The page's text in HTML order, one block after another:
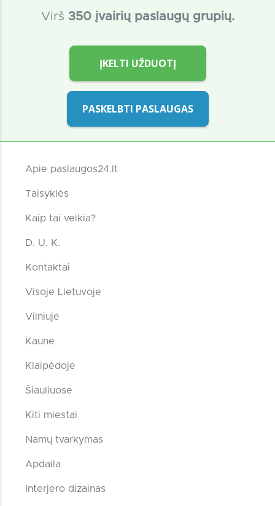
Virš 350 įvairių paslaugų grupių.
ĮKELTI UŽDUOTĮ
PASKELBTI PASLAUGAS
Apie paslaugos24.lt
Taisyklės
Kaip tai veikia?
D. U. K.
Kontaktai
Visoje Lietuvoje
Vilniuje
Kaune
Klaipėdoje
Šiauliuose
Kiti miestai
Namų tvarkymas
Apdaila
Interjero dizainas